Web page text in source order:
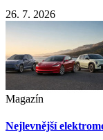
26. 7. 2026
Magazín
Nejlevnější